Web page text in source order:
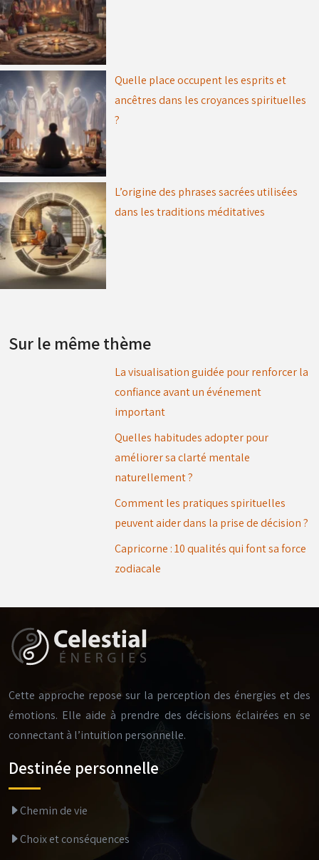
Quelle place occupent les esprits et
ancêtres dans les croyances spirituelles
?
L’origine des phrases sacrées utilisées
dans les traditions méditatives
Sur le même thème
La visualisation guidée pour renforcer la
confiance avant un événement
important
Quelles habitudes adopter pour
améliorer sa clarté mentale
naturellement ?
Comment les pratiques spirituelles
peuvent aider dans la prise de décision ?
Capricorne : 10 qualités qui font sa force
zodiacale
Cette approche repose sur la perception des énergies et des
émotions. Elle aide à prendre des décisions éclairées en se
connectant à l’intuition personnelle.
Destinée personnelle
Chemin de vie
Choix et conséquences